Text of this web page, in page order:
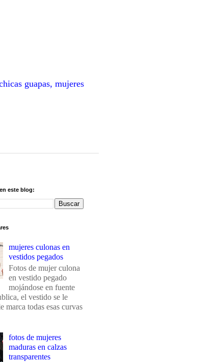
guapas, mujeres
este blog:
mujeres culonas en
vestidos pegados
Fotos de mujer culona
en vestido pegado
mojándose en fuente
el vestido se le
marca todas esas curvas
fotos de mujeres
maduras en calzas
transparentes